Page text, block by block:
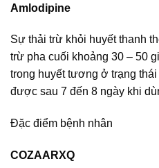
Amlodipine
Sự thải trừ khỏi huyết thanh
trừ pha cuối khoảng 30 – 50
trong huyết tương ở trạng
được sau 7 đến 8 ngày khi
Đặc điểm bệnh nhân
COZAARXQ